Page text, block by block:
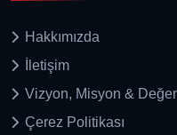
Hakkımızda
İletişim
Vizyon, Misyon &
Çerez Politikası